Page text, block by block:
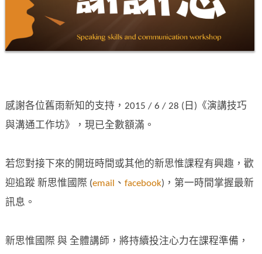
感謝各位舊雨新知的支持，2015 / 6 / 28 (日)《演講技巧
與溝通工作坊》，現已全數額滿。
若您對接下來的開班時間或其他的新思惟課程有興趣，歡
迎追蹤 新思惟國際 (email 、 facebook)，第一時間掌握最新
訊息。
新思惟國際 與 全體講師，將持續投注心力在課程準備，